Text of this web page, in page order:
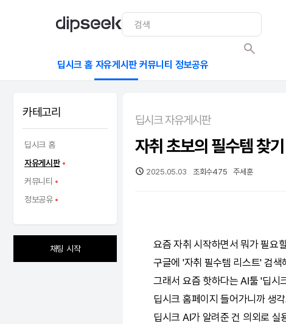
딥시크 홈 자유게시판 커뮤니티 정보공유
카테고리
딥시크 홈
자유게시판
커뮤니티
정보공유
채팅 시작
딥시크 자유게시판
자취 초보의 필수템 찾
2025.05.03 조회수475 주세훈
요즘 자취 시작하면서 뭐가 필요
구글에 '자취 필수템 리스트' 검
그래서 요즘 핫하다는AI툴 '딥시
딥시크 홈페이지 들어가니까 생
딥시크 AI가 알려준 건 의외로 실